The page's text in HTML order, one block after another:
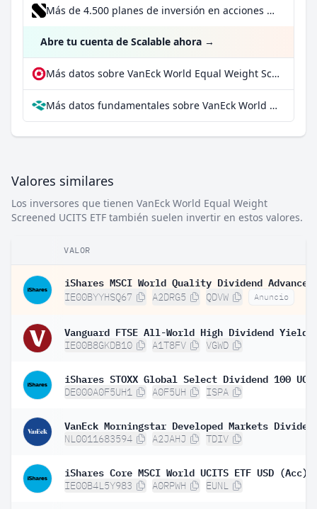
Más de 4.500 planes de inversión en acciones desde 1 €
Abre tu cuenta de Scalable ahora →
Más datos sobre VanEck World Equal Weight Screened UCITS ETF en extraETF
Más datos fundamentales sobre VanEck World Equal Weight Screened UCITS ETF en Parqet
Valores similares
Los inversores que tienen VanEck World Equal Weight
Screened UCITS ETF también suelen invertir en estos valores.
VALOR
IE00BYYHSQ67 A2DRG5 QDVW Anuncio
IE00B8GKDB10 A1T8FV VGWD
DE000A0F5UH1 A0F5UH ISPA
NL0011683594 A2JAHJ TDIV
iShares Core MSCI World UCITS ETF USD (Acc)
IE00B4L5Y983 A0RPWH EUNL